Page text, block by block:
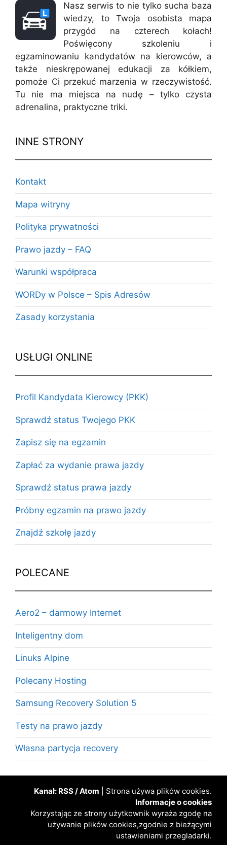
Nasz serwis to nie tylko sucha baza
wiedzy, to Twoja osobista mapa
przygód na czterech kołach!
Poświęcony szkoleniu i
egzaminowaniu kandydatów na kierowców, a
także nieskrępowanej edukacji za kółkiem,
pomoże Ci przekuć marzenia w rzeczywistość.
Tu nie ma miejsca na nudę – tylko czysta
adrenalina, praktyczne triki.
INNE STRONY
Kontakt
Mapa witryny
Polityka prywatności
Prawo jazdy – FAQ
Warunki współpraca
WORDy w Polsce – Spis Adresów
Zasady korzystania
USŁUGI ONLINE
Profil Kandydata Kierowcy (PKK)
Sprawdź status Twojego PKK
Zapisz się na egzamin
Zapłać za wydanie prawa jazdy
Sprawdź status prawa jazdy
Próbny egzamin na prawo jazdy
Znajdź szkołę jazdy
POLECANE
Aero2 – darmowy Internet
Inteligentny dom
Linuks Alpine
Polecany Hosting
Samsung Recovery Solution 5
Testy na prawo jazdy
Własna partycja recovery
Kanał: RSS/Atom | Strona używa plików cookies.
Informacje o cookies
Korzystając ze strony użytkownik wyraża zgodę na
używanie plików cookies,zgodnie z bieżącymi
ustawieniami przegladarki.